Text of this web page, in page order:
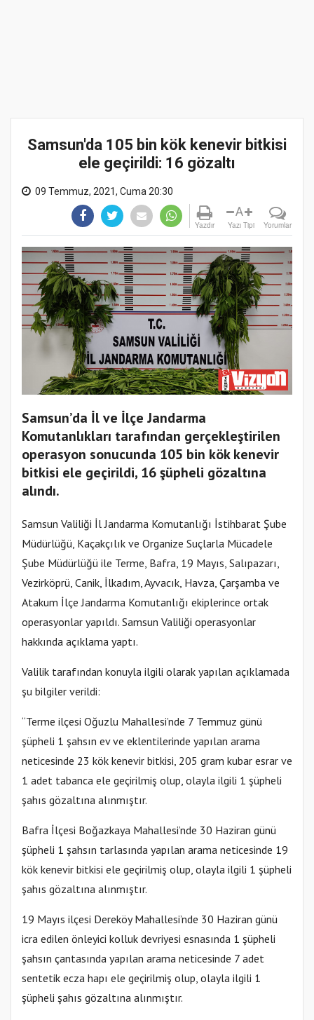
Samsun'da 105 bin kök kenevir bitkisi
ele geçirildi: 16 gözaltı
09 Temmuz, 2021, Cuma 20:30
Yazdır
A
Yazı Tipi Yorumlar
Samsun’da İl ve İlçe Jandarma
Komutanlıkları tarafından gerçekleştirilen
operasyon sonucunda 105 bin kök kenevir
bitkisi ele geçirildi, 16 şüpheli gözaltına
alındı.
Samsun Valiliği İl Jandarma Komutanlığı İstihbarat Şube
Müdürlüğü, Kaçakçılık ve Organize Suçlarla Mücadele
Şube Müdürlüğü ile Terme, Bafra, 19 Mayıs, Salıpazarı,
Vezirköprü, Canik, İlkadım, Ayvacık, Havza, Çarşamba ve
Atakum İlçe Jandarma Komutanlığı ekiplerince ortak
operasyonlar yapıldı. Samsun Valiliği operasyonlar
hakkında açıklama yaptı.
Valilik tarafından konuyla ilgili olarak yapılan açıklamada
şu bilgiler verildi:
“Terme ilçesi Oğuzlu Mahallesi’nde 7 Temmuz günü
şüpheli 1 şahsın ev ve eklentilerinde yapılan arama
neticesinde 23 kök kenevir bitkisi, 205 gram kubar esrar ve
1 adet tabanca ele geçirilmiş olup, olayla ilgili 1 şüpheli
şahıs gözaltına alınmıştır.
Bafra İlçesi Boğazkaya Mahallesi’nde 30 Haziran günü
şüpheli 1 şahsın tarlasında yapılan arama neticesinde 19
kök kenevir bitkisi ele geçirilmiş olup, olayla ilgili 1 şüpheli
şahıs gözaltına alınmıştır.
19 Mayıs ilçesi Dereköy Mahallesi’nde 30 Haziran günü
icra edilen önleyici kolluk devriyesi esnasında 1 şüpheli
şahsın çantasında yapılan arama neticesinde 7 adet
sentetik ecza hapı ele geçirilmiş olup, olayla ilgili 1
şüpheli şahıs gözaltına alınmıştır.